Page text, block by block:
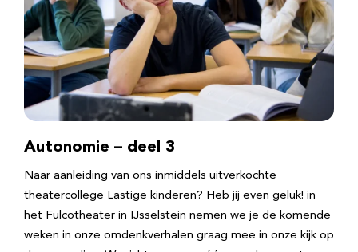
Autonomie – deel 3
Naar aanleiding van ons inmiddels uitverkochte
theatercollege Lastige kinderen? Heb jij even geluk! in
het Fulcotheater in IJsselstein nemen we je de komende
weken in onze omdenkverhalen graag mee in onze kijk op